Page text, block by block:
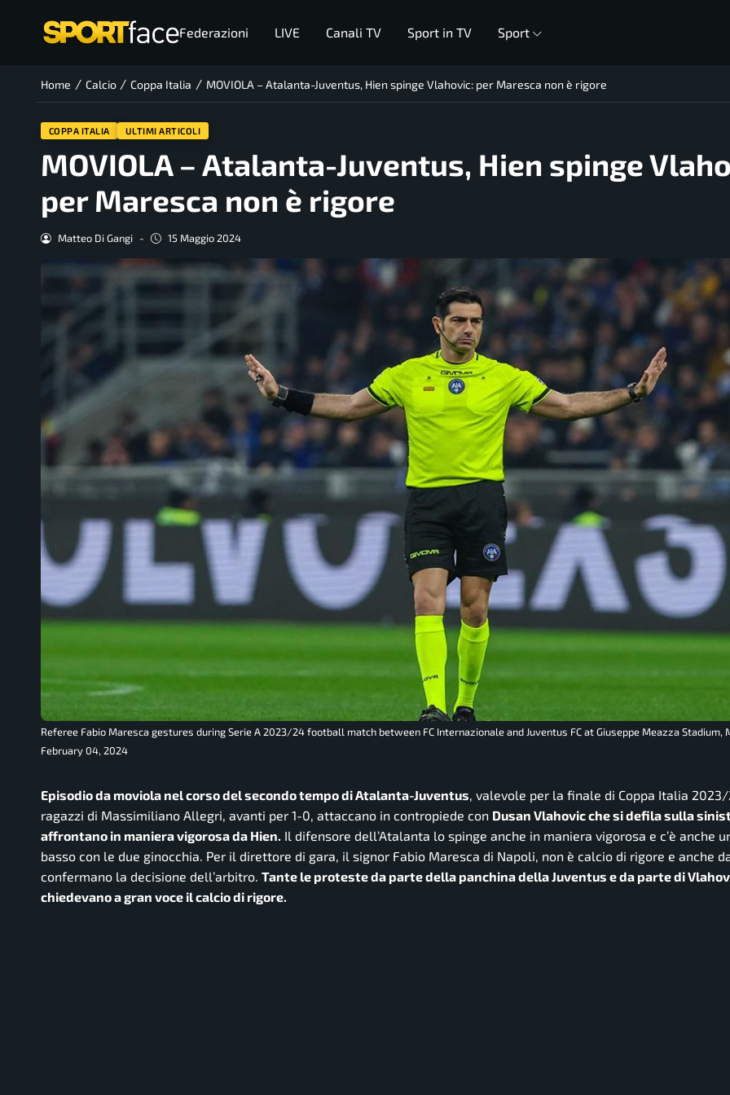
Federazioni LIVE Canali TV Sport in TV Sport
Home / Calcio / Coppa Italia / MOVIOLA – Atalanta-Juventus, Hien spinge Vlahovic: per Maresca non è rigore
COPPA ITALIA ULTIMI ARTICOLI
MOVIOLA – Atalanta-Juventus, Hien spinge
per Maresca non è rigore
Matteo Di Gangi - 15 Maggio 2024
Referee Fabio Maresca gestures during Serie A 2023/24 football match between FC Internazionale and Juventus FC at Giuseppe Meazza Stadium,
February 04, 2024
Episodio da moviola nel corso del secondo tempo di Atalanta-Juventus, valevole per la finale di Coppa Italia
ragazzi di Massimiliano Allegri, avanti per 1-0, attaccano in contropiede con Dusan Vlahovic che si defila sulla
affrontano in maniera vigorosa da Hien. Il difensore dell’Atalanta lo spinge anche in maniera vigorosa e c’è anche
basso con le due ginocchia. Per il direttore di gara, il signor Fabio Maresca di Napoli, non è calcio di rigore e anche
confermano la decisione dell’arbitro. Tante le proteste da parte della panchina della Juventus e da parte di
chiedevano a gran voce il calcio di rigore.